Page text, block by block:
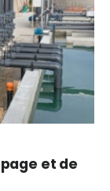
et de